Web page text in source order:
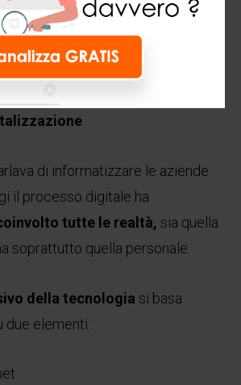
impresa
di informatizzare le aziende
il processo digitale ha
tutte le realtà, sia quella
soprattutto quella personale.
della tecnologia si basa
due elementi :